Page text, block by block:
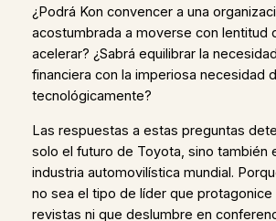
¿Podrá Kon convencer a una
acostumbrada a moverse con lentitud
acelerar? ¿Sabrá equilibrar la
financiera con la imperiosa necesidad
tecnológicamente?
Las respuestas a estas preguntas
solo el futuro de Toyota, sino también
industria automovilística mundial.
no sea el tipo de líder que
revistas ni que deslumbre en